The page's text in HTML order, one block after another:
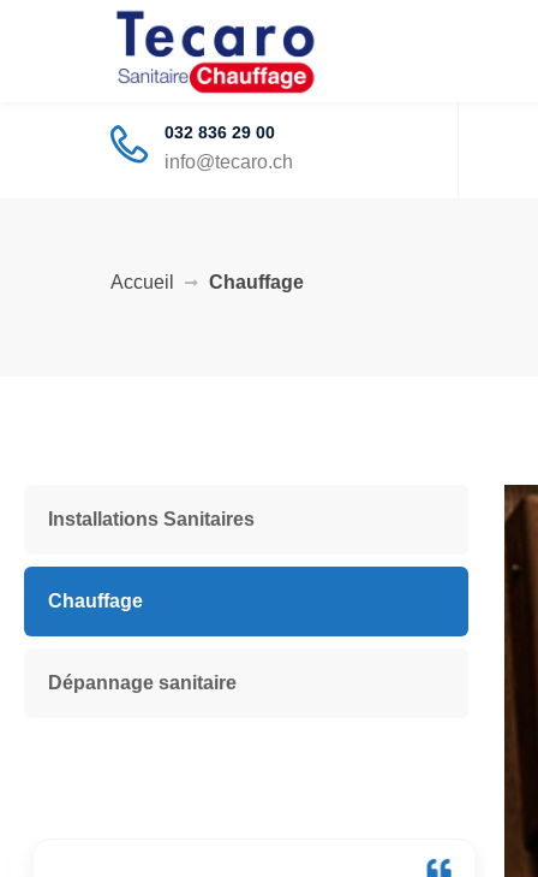
032 836 29 00
info@tecaro.ch
Accueil Chauffage
Installations Sanitaires
Chauffage
Dépannage sanitaire